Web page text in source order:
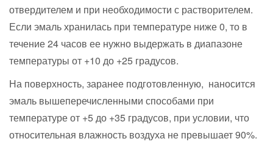
отвердителем и при необходимости с растворителем.
Если эмаль хранилась при температуре ниже 0, то в
течение 24 часов ее нужно выдержать в диапазоне
температуры от +10 до +25 градусов.
На поверхность, заранее подготовленную, наносится
эмаль вышеперечисленными способами при
температуре от +5 до +35 градусов, при условии, что
относительная влажность воздуха не превышает 90%.